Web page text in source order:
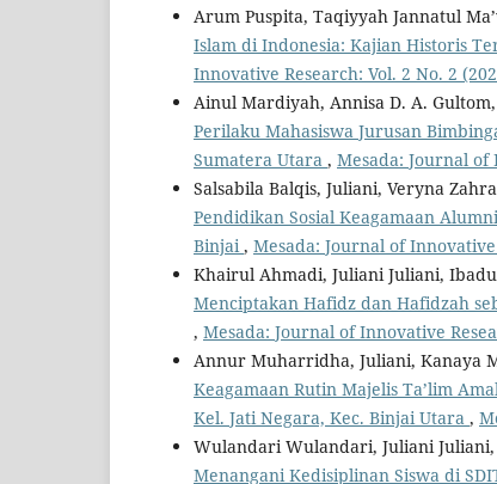
Arum Puspita, Taqiyyah Jannatul
Islam di Indonesia: Kajian Historis
Innovative Research: Vol. 2 No. 2
Ainul Mardiyah, Annisa D. A.
Perilaku Mahasiswa Jurusan
Sumatera Utara , Mesada: Journal of
Salsabila Balqis, Juliani, Veryna
Pendidikan Sosial Keagamaan
Binjai , Mesada: Journal of
Khairul Ahmadi, Juliani Juliani,
Menciptakan Hafidz dan Hafidzah
, Mesada: Journal of Innovative
Annur Muharridha, Juliani, Kanaya
Keagamaan Rutin Majelis Ta’lim
Kel. Jati Negara, Kec. Binjai Utara ,
Wulandari Wulandari, Juliani Juliani,
Menangani Kedisiplinan Siswa di